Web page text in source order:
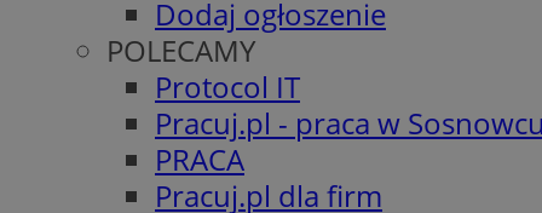
Dodaj ogłoszenie
POLECAMY
Protocol IT
Pracuj.pl - praca w
PRACA
Pracuj.pl dla firm